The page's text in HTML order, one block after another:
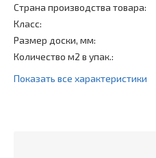
Страна производства товара:
Класс:
Размер доски, мм:
Количество м2 в упак.:
Показать все характеристики